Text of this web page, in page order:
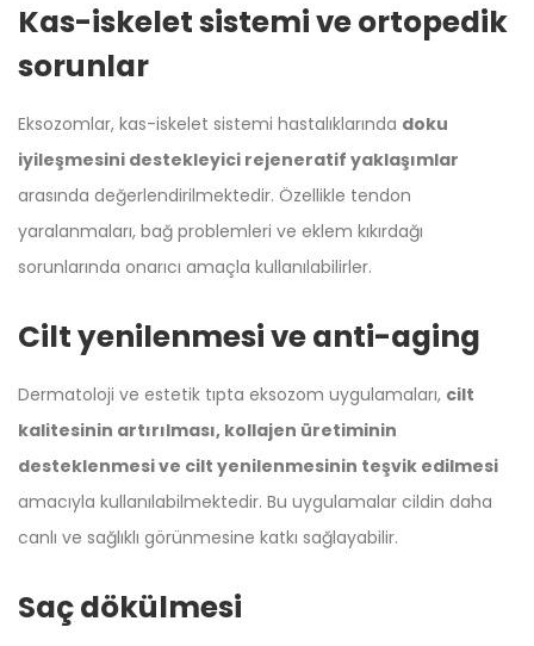
Kas-iskelet sistemi ve ortopedik
sorunlar
Eksozomlar, kas-iskelet sistemi hastalıklarında doku
iyileşmesini destekleyici rejeneratif yaklaşımlar
arasında değerlendirilmektedir. Özellikle tendon
yaralanmaları, bağ problemleri ve eklem kıkırdağı
sorunlarında onarıcı amaçla kullanılabilirler.
Cilt yenilenmesi ve anti-aging
Dermatoloji ve estetik tıpta eksozom uygulamaları, cilt
kalitesinin artırılması, kollajen üretiminin
desteklenmesi ve cilt yenilenmesinin teşvik edilmesi
amacıyla kullanılabilmektedir. Bu uygulamalar cildin daha
canlı ve sağlıklı görünmesine katkı sağlayabilir.
Saç dökülmesi